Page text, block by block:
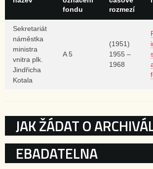
fondu
rozmezí
Sekretariát
náměstka
ministra
vnitra plk.
Jindřicha
Kotala
A 5
(1951)
1955 –
1968
KATEGORIE
JAK ŽÁDAT O
EBADATELNA